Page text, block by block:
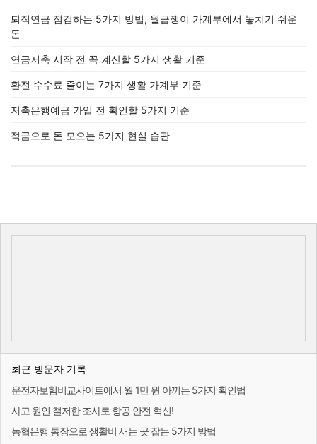
퇴직연금 점검하는 5가지 방법, 월급쟁이 가계부에서 놓치기 쉬운
돈
연금저축 시작 전 꼭 계산할 5가지 생활 기준
환전 수수료 줄이는 7가지 생활 가계부 기준
저축은행예금 가입 전 확인할 5가지 기준
적금으로 돈 모으는 5가지 현실 습관
최근 방문자 기록
운전자보험비교사이트에서 월 1만 원 아끼는 5가지 확인법
사고 원인 철저한 조사로 항공 안전 혁신!
농협은행 통장으로 생활비 새는 곳 잡는 5가지 방법